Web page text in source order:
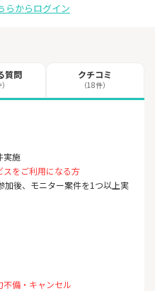
らからログイン
質問 クチコミ
（18件）
実施
をご利用になる方
後、モニター案件を1つ以上実
備・キャンセル